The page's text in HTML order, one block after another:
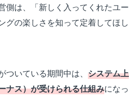
側は、「新しく入ってくれたユー
グの楽しさを知って定着してほし
いている期間中は、 システム上
ナス）が受けられる仕組みになっ